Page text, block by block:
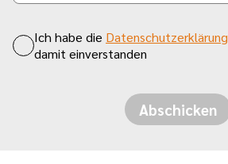
Ich habe die Datenschutzerklärung
damit einverstanden
Abschicken